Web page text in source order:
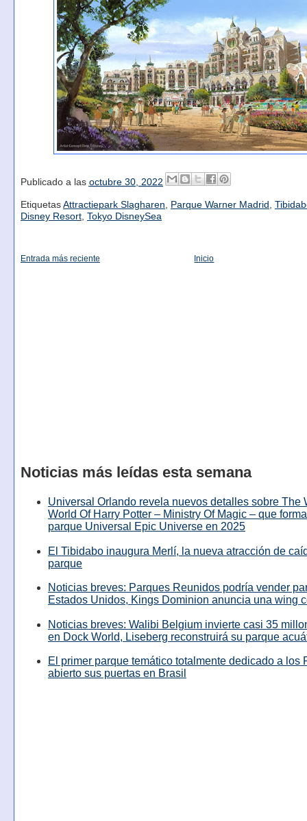
Publicado a las octubre 30, 2022
Etiquetas Attractiepark Slagharen, Parque Warner Madrid ,
Disney Resort, Tokyo DisneySea
Entrada más reciente Inicio
Noticias más leídas esta semana
Universal Orlando revela nuevos detalles sobre The
World Of Harry Potter – Ministry Of Magic – que
parque Universal Epic Universe en 2025
El Tibidabo inaugura Merlí, la nueva atracción de
parque
Noticias breves: Parques Reunidos podría vender
Estados Unidos, Kings Dominion anuncia una wing
Noticias breves: Walibi Belgium invierte casi 35
en Dock World, Liseberg reconstruirá su parque
El primer parque temático totalmente dedicado a los
abierto sus puertas en Brasil